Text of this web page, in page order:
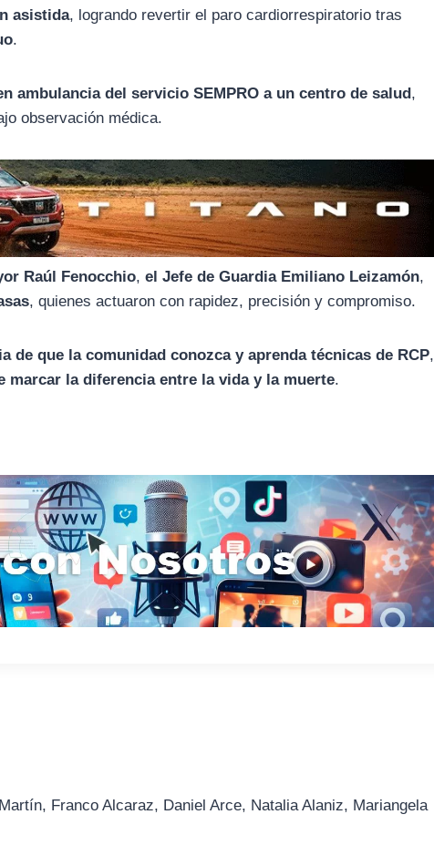
asistida, logrando revertir el paro cardiorrespiratorio tras
.
ambulancia del servicio SEMPRO a un centro de salud ,
observación médica.
Raúl Fenocchio,el Jefe de Guardia Emiliano Leizamón,
, quienes actuaron con rapidez, precisión y compromiso.
de que la comunidad conozca y aprenda técnicas de RCP,
marcar la diferencia entre la vida y la muerte.
Franco Alcaraz, Daniel Arce, Natalia Alaniz, Mariangela